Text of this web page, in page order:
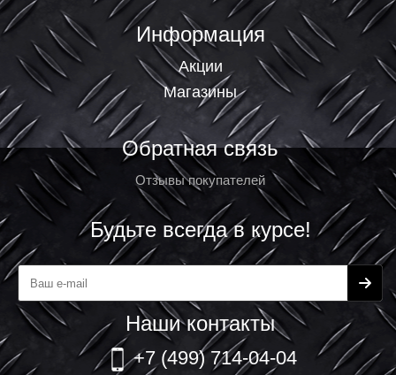
Информация
Акции
Магазины
Обратная связь
Отзывы покупателей
Будьте всегда в курсе!
Наши контакты
+7 (499) 714-04-04